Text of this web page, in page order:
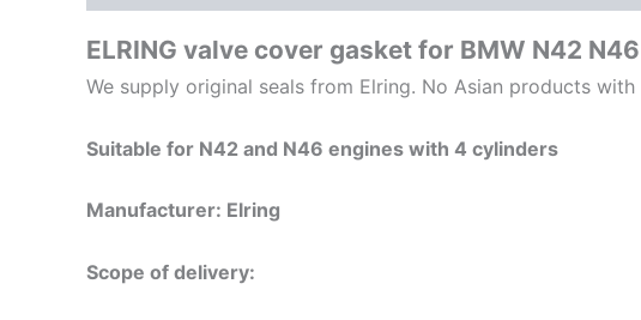
ELRING valve cover gasket for BMW N42
We supply original seals from Elring. No Asian products
Suitable for N42 and N46 engines with 4 cylinders
Manufacturer: Elring
Scope of delivery: